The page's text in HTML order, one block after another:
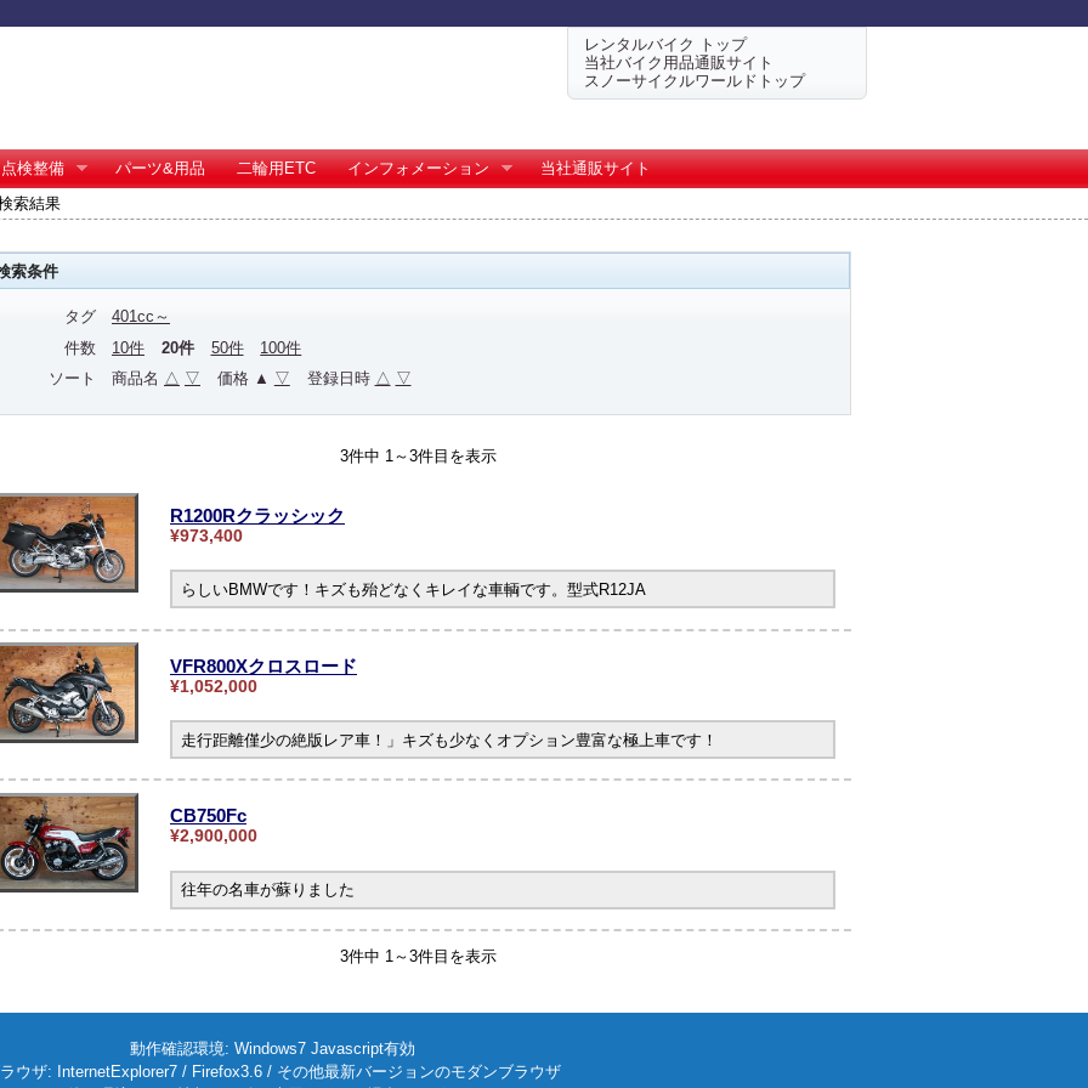
レンタルバイク トップ
当社バイク用品通販サイト
スノーサイクルワールドトップ
点検整備 パーツ&用品 二輪用ETC インフォメーション
当社通販サイト
索結果
索条件
タグ
401cc～
件数
10件 20件 50件
100件
ソート
商品名 △ ▽ 価格 ▲ ▽ 登録日時 △ ▽
3件中 1～3件目を表示
R1200Rクラッシック
¥973,400
らしいBMWです！キズも殆どなくキレイな車輌です。型式R12JA
VFR800Xクロスロード
¥1,052,000
走行距離僅少の絶版レア車！」キズも少なくオプション豊富な極上車です！
CB750Fc
¥2,900,000
往年の名車が蘇りました
3件中 1～3件目を表示
動作確認環境: Windows7 Javascript有効
ウザ: InternetExplorer7 / Firefox3.6 / その他最新バージョンのモダンブラウザ